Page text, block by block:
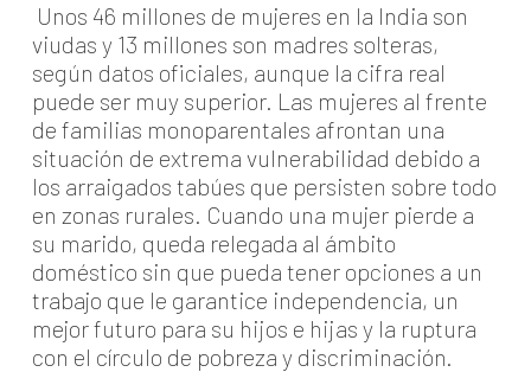
Unos 46 millones de mujeres en la India son
viudas y 13 millones son madres solteras,
según datos oficiales, aunque la cifra real
puede ser muy superior. Las mujeres al frente
de familias monoparentales afrontan una
situación de extrema vulnerabilidad debido a
los arraigados tabúes que persisten sobre todo
en zonas rurales. Cuando una mujer pierde a
su marido, queda relegada al ámbito
doméstico sin que pueda tener opciones a un
trabajo que le garantice independencia, un
mejor futuro para su hijos e hijas y la ruptura
con el círculo de pobreza y discriminación.